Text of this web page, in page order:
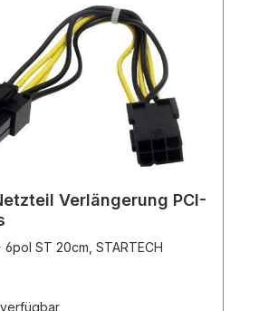
Verlängerung PCI-
ST 20cm, STARTECH